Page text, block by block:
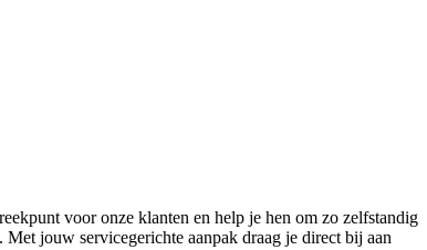
voor onze klanten en help je hen om zo zelfstandig
jouw servicegerichte aanpak draag je direct bij aan